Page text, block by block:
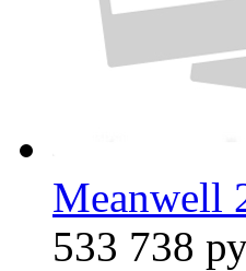
Meanwell
533 738